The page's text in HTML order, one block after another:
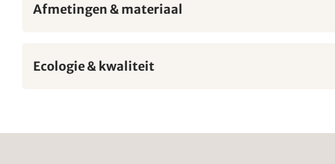
Afmetingen & materiaal
Ecologie & kwaliteit